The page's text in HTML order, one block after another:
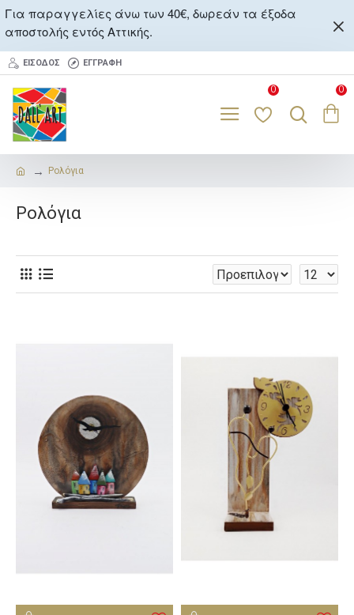
Για παραγγελίες άνω των 40€, δωρεάν τα έξοδα
αποστολής εντός Αττικής.
ΕΊΣΟΔΟΣ ΕΓΓΡΑΦΉ
0 0
Ρολόγια
Ρολόγια